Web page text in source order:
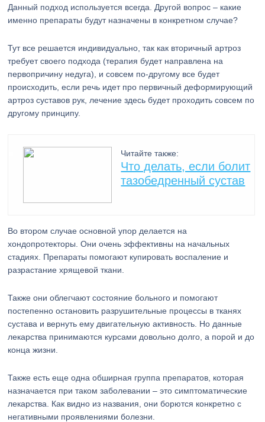
Данный подход используется всегда. Другой вопрос – какие
именно препараты будут назначены в конкретном случае?
Тут все решается индивидуально, так как вторичный артроз
требует своего подхода (терапия будет направлена на
первопричину недуга), и совсем по-другому все будет
происходить, если речь идет про первичный деформирующий
артроз суставов рук, лечение здесь будет проходить совсем по
другому принципу.
Читайте также:
Что делать, если болит
тазобедренный сустав
Во втором случае основной упор делается на
хондопротекторы. Они очень эффективны на начальных
стадиях. Препараты помогают купировать воспаление и
разрастание хрящевой ткани.
Также они облегчают состояние больного и помогают
постепенно остановить разрушительные процессы в тканях
сустава и вернуть ему двигательную активность. Но данные
лекарства принимаются курсами довольно долго, а порой и до
конца жизни.
Также есть еще одна обширная группа препаратов, которая
назначается при таком заболевании – это симптоматические
лекарства. Как видно из названия, они борются конкретно с
негативными проявлениями болезни.